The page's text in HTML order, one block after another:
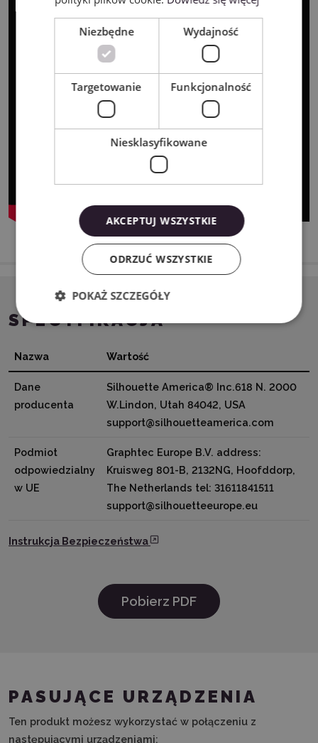
SPECYFIKACJA
Nazwa Wartość
Dane
producenta
Silhouette America® Inc.618 N. 2000
W.Lindon, Utah 84042, USA
support@silhouetteamerica.com
Podmiot
odpowiedzialny
w UE
Graphtec Europe B.V. address:
Kruisweg 801-B, 2132NG, Hoofddorp,
The Netherlands tel: 31611841511
support@silhouetteeurope.eu
Instrukcja Bezpieczeństwa
Pobierz PDF
PASUJĄCE URZĄDZENIA
Ten produkt możesz wykorzystać w połączeniu z
następującymi urządzeniami:
Niezbędne Wydajność
Targetowanie Funkcjonalność
Niesklasyfikowane
AKCEPTUJ WSZYSTKIE
ODRZUĆ WSZYSTKIE
POKAŻ SZCZEGÓŁY